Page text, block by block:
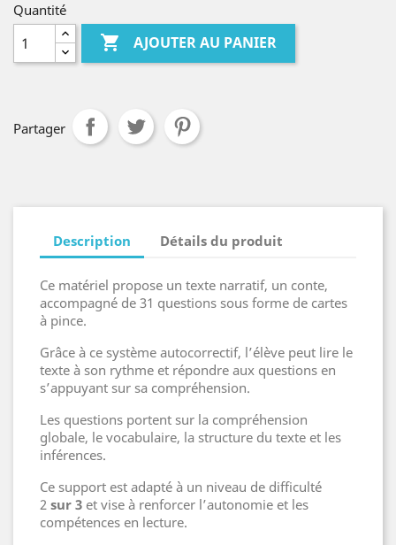
Quantité
 AJOUTER AU PANIER
Partager
Description Détails du produit
Ce matériel propose un texte narratif, un conte,
accompagné de 31 questions sous forme de cartes
à pince.
Grâce à ce système autocorrectif, l’élève peut lire le
texte à son rythme et répondre aux questions en
s’appuyant sur sa compréhension.
Les questions portent sur la compréhension
globale, le vocabulaire, la structure du texte et les
inférences.
Ce support est adapté à un niveau de difficulté
2 sur 3 et vise à renforcer l’autonomie et les
compétences en lecture.